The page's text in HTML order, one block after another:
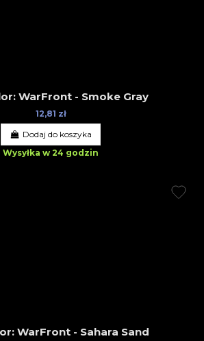
WarFront - Smoke Gray
12,81 zł
Dodaj do koszyka
Wysyłka w 24 godzin
WarFront - Sahara Sand